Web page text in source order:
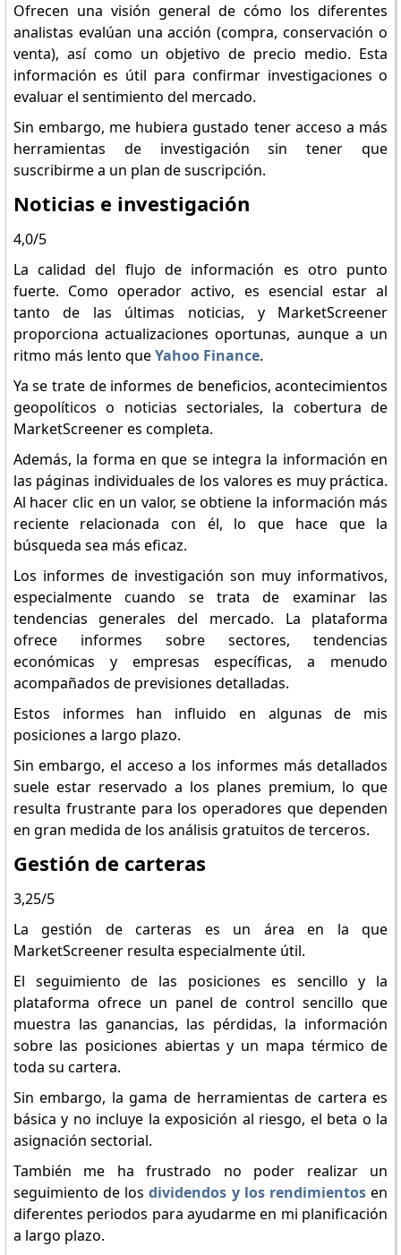
Ofrecen una visión general de cómo los diferentes
analistas evalúan una acción (compra, conservación o
venta), así como un objetivo de precio medio. Esta
información es útil para confirmar investigaciones o
evaluar el sentimiento del mercado.
Sin embargo, me hubiera gustado tener acceso a más
herramientas de investigación sin tener que
suscribirme a un plan de suscripción.
Noticias e investigación
4,0/5
La calidad del flujo de información es otro punto
fuerte. Como operador activo, es esencial estar al
tanto de las últimas noticias, y MarketScreener
proporciona actualizaciones oportunas, aunque a un
ritmo más lento queYahoo Finance.
Ya se trate de informes de beneficios, acontecimientos
geopolíticos o noticias sectoriales, la cobertura de
MarketScreener es completa.
Además, la forma en que se integra la información en
las páginas individuales de los valores es muy práctica.
Al hacer clic en un valor, se obtiene la información más
reciente relacionada con él, lo que hace que la
búsqueda sea más eficaz.
Los informes de investigación son muy informativos,
especialmente cuando se trata de examinar las
tendencias generales del mercado. La plataforma
ofrece informes sobre sectores, tendencias
económicas y empresas específicas, a menudo
acompañados de previsiones detalladas.
Estos informes han influido en algunas de mis
posiciones a largo plazo.
Sin embargo, el acceso a los informes más detallados
suele estar reservado a los planes premium, lo que
resulta frustrante para los operadores que dependen
en gran medida de los análisis gratuitos de terceros.
Gestión de carteras
3,25/5
La gestión de carteras es un área en la que
MarketScreener resulta especialmente útil.
El seguimiento de las posiciones es sencillo y la
plataforma ofrece un panel de control sencillo que
muestra las ganancias, las pérdidas, la información
sobre las posiciones abiertas y un mapa térmico de
toda su cartera.
Sin embargo, la gama de herramientas de cartera es
básica y no incluye la exposición al riesgo, el beta o la
asignación sectorial.
También me ha frustrado no poder realizar un
seguimiento de losdividendos y los rendimientos en
diferentes periodos para ayudarme en mi planificación
a largo plazo.